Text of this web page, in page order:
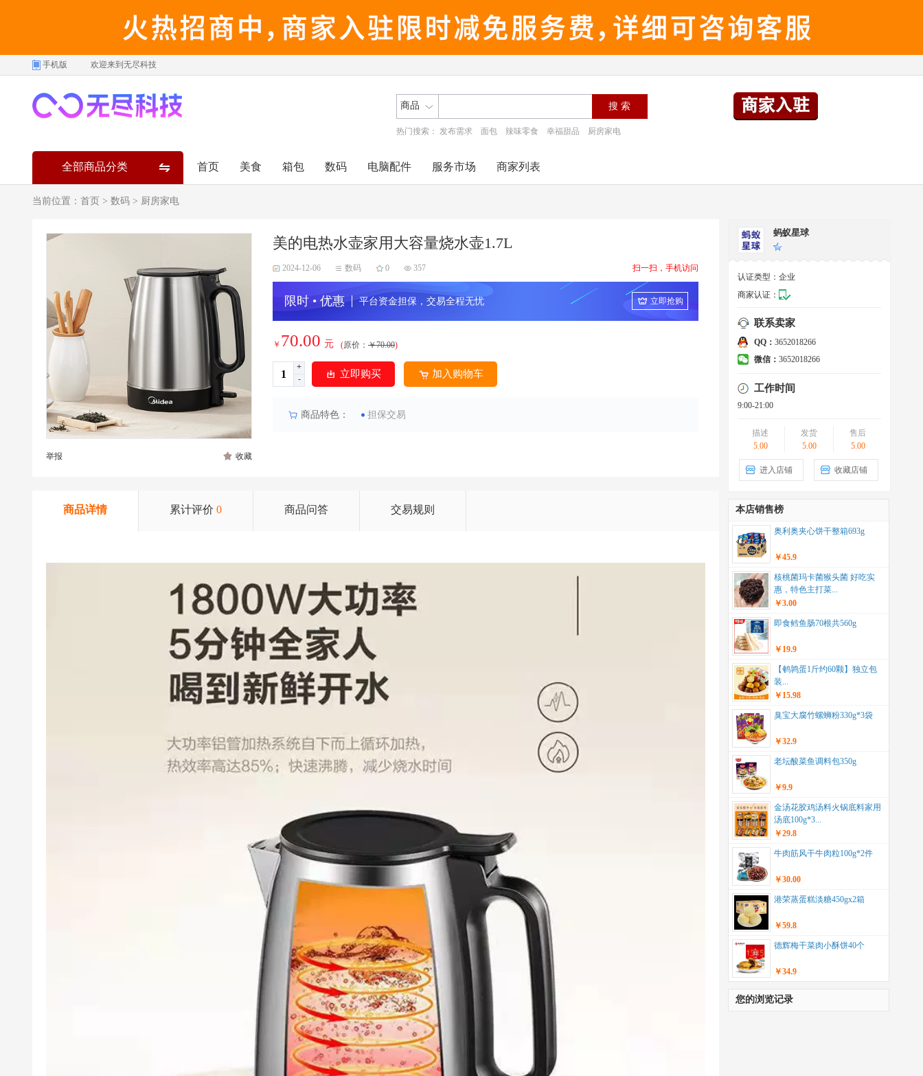
手机版 欢迎来到无尽科技
商品
热门搜索： 发布需求 面包 辣味零食 幸福甜品 厨房家电
全部商品分类 首页 美食 箱包 数码 电脑配件 服务市场 商家列表
当前位置： 首页 > 数码 > 厨房家电
举报 收藏
美的电热水壶家用大容量烧水壶1.7L
2024-12-06 数码 0 357 扫一扫，手机访问
限时 • 优惠 平台资金担保，交易全程无忧 立即抢购
￥ 70.00 元 (原价： ￥70.00)
+
-
立即购买 加入购物车
商品特色： 担保交易
商品详情 累计评价 0 商品问答 交易规则
蚂蚁星球
认证类型： 企业
商家认证：
联系卖家
QQ： 3652018266
微信： 3652018266
工作时间
9:00-21:00
描述
5.00
发货
5.00
售后
5.00
进入店铺 收藏店铺
本店销售榜
奥利奥夹心饼干整箱693g
￥45.9
核桃菌玛卡菌猴头菌 好吃实
惠，特色主打菜...
￥3.00
即食鳕鱼肠70根共560g
￥19.9
【鹌鹑蛋1斤约60颗】独立包
装...
￥15.98
臭宝大腐竹螺蛳粉330g*3袋
￥32.9
老坛酸菜鱼调料包350g
￥9.9
金汤花胶鸡汤料火锅底料家用
汤底100g*3...
￥29.8
牛肉筋风干牛肉粒100g*2件
￥30.00
港荣蒸蛋糕淡糖450gx2箱
￥59.8
德辉梅干菜肉小酥饼40个
￥34.9
您的浏览记录